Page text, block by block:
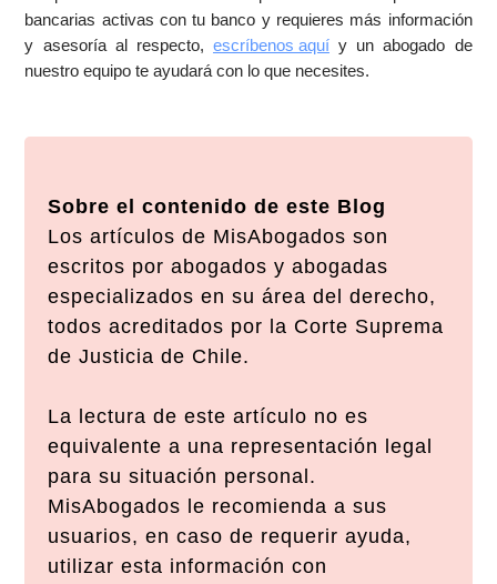
bancarias activas con tu banco y requieres más información
y asesoría al respecto, escríbenos aquíy un abogado de
nuestro equipo te ayudará con lo que necesites.
Sobre el contenido de este Blog
Los artículos de MisAbogados son
escritos por abogados y abogadas
especializados en su área del derecho,
todos acreditados por la Corte Suprema
de Justicia de Chile.
La lectura de este artículo no es
equivalente a una representación legal
para su situación personal.
MisAbogados le recomienda a sus
usuarios, en caso de requerir ayuda,
utilizar esta información con